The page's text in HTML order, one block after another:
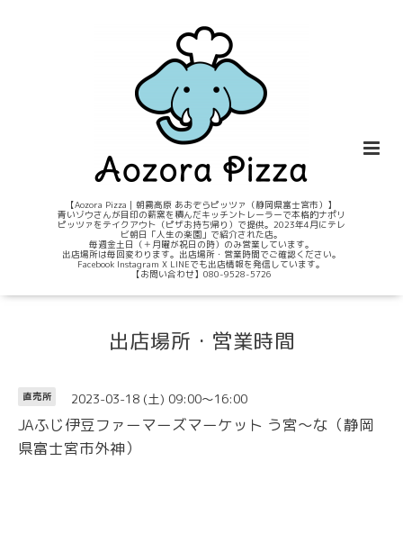
【Aozora Pizza｜朝霧高原 あおぞらピッツァ（静岡県富士宮市）】
青いゾウさんが目印の薪窯を積んだキッチントレーラーで本格的ナポリ
ピッツァをテイクアウト（ピザお持ち帰り）で提供。2023年4月にテレ
ビ朝日「人生の楽園」で紹介された店。
毎週金土日（＋月曜が祝日の時）のみ営業しています。
出店場所は毎回変わります。出店場所・営業時間でご確認ください。
Facebook Instagram X LINEでも出店情報を発信しています。
【お問い合わせ】080-9528-5726
出店場所・営業時間
直売所 2023-03-18 (土) 09:00～16:00
JAふじ伊豆ファーマーズマーケット う宮〜な（静岡
県富士宮市外神）